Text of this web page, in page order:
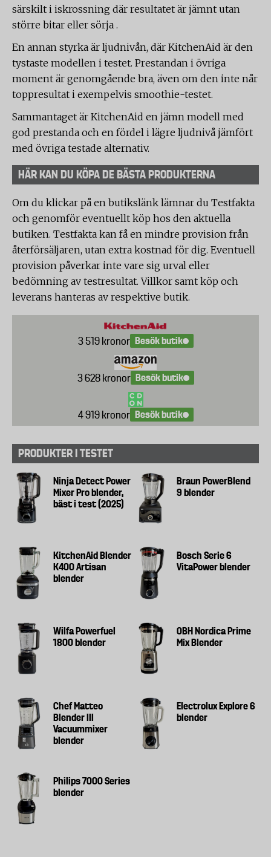
särskilt i iskrossning där resultatet är jämnt utan
större bitar eller sörja .
En annan styrka är ljudnivån, där KitchenAid är den
tystaste modellen i testet. Prestandan i övriga
moment är genomgående bra, även om den inte når
toppresultat i exempelvis smoothie-testet.
Sammantaget är KitchenAid en jämn modell med
god prestanda och en fördel i lägre ljudnivå jämfört
med övriga testade alternativ.
HÄR KAN DU KÖPA DE BÄSTA PRODUKTERNA
Om du klickar på en butikslänk lämnar du Testfakta
och genomför eventuellt köp hos den aktuella
butiken. Testfakta kan få en mindre provision från
återförsäljaren, utan extra kostnad för dig. Eventuell
provision påverkar inte vare sig urval eller
bedömning av testresultat. Villkor samt köp och
leverans hanteras av respektive butik.
3 519 kronor Besök butik
3 628 kronor Besök butik
4 919 kronor Besök butik
PRODUKTER I TESTET
Ninja Detect Power
Mixer Pro blender,
bäst i test (2025)
Braun PowerBlend
9 blender
KitchenAid Blender
K400 Artisan
blender
Bosch Serie 6
VitaPower blender
Wilfa Powerfuel
1800 blender
OBH Nordica Prime
Mix Blender
Chef Matteo
Blender III
Vacuummixer
blender
Electrolux Explore 6
blender
Philips 7000 Series
blender